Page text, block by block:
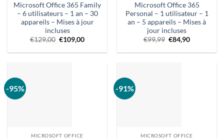
Microsoft Office 365 Family
– 6 utilisateurs – 1 an – 30
appareils – Mises à jour
incluses
€129,00 Prix
d'origine :
€129,00.
€109,00Le
actuel
Microsoft Office 365
Personal – 1 utilisateur – 1
an – 5 appareils – Mises à
jour incluses
€99,99 Le
prix
d'origine
€84,90Le
actuel
-95%
MICROSOFT OFFICE
-91%
MICROSOFT OFFICE